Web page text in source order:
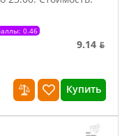
0.46
9.14 ƃ
Купить